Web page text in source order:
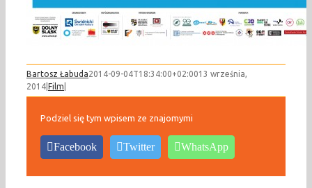
Bartosz Łabuda2014-09-04T18:34:00+02:0013 września,
2014 Film
Podziel się tym wpisem ze znajomymi
Facebook Twitter WhatsApp